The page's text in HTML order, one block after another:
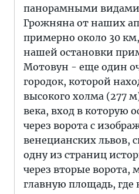
панорамными видами
Грожняна от наших
примерно около 30
нашей остановки
Мотовун - еще один
городок, которой
высокого холма (277
века, вход в которую
через ворота с
венецианских львов,
одну из страниц
через вторые ворота,
главную площадь, где